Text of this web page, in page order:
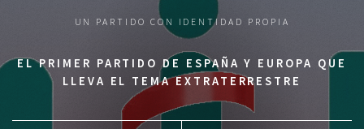
UN PARTIDO CON IDENTIDAD PROPIA
EL PRIMER PARTIDO DE ESPAÑA Y EUROPA QUE
LLEVA EL TEMA EXTRATERRESTRE